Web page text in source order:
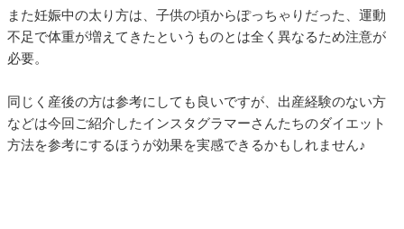
また妊娠中の太り方は、子供の頃からぽっちゃりだった、運動
不足で体重が増えてきたというものとは全く異なるため注意が
必要。
同じく産後の方は参考にしても良いですが、出産経験のない方
などは今回ご紹介したインスタグラマーさんたちのダイエット
方法を参考にするほうが効果を実感できるかもしれません♪